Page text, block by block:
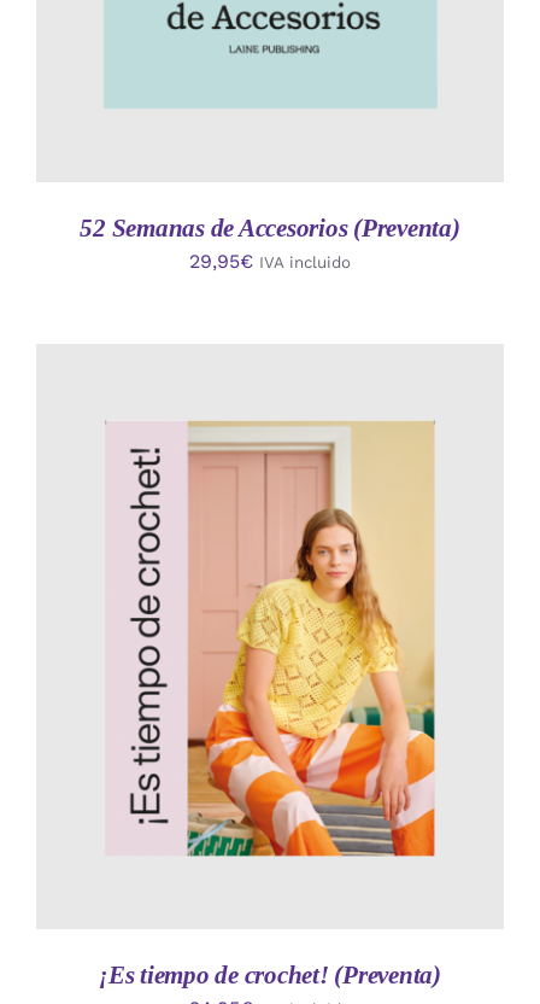
52 Semanas de Accesorios (Preventa)
29,95€ IVA incluido
AÑADIR AL CARRITO
/
DETALLES
¡Es tiempo de crochet! (Preventa)